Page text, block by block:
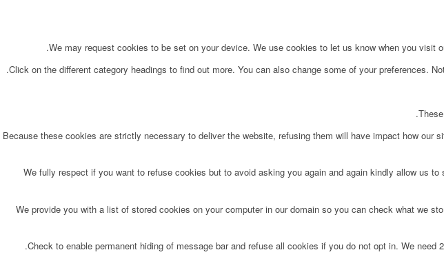
We may request cookies to be set on your device. We use cookies to let us know when you
Click on the different category headings to find out more. You can also change some of your preferences.
Because these cookies are strictly necessary to deliver the website, refusing them will have impact how
We fully respect if you want to refuse cookies but to avoid asking you again and again kindly allow us
We provide you with a list of stored cookies on your computer in our domain so you can check what we
Check to enable permanent hiding of message bar and refuse all cookies if you do not opt in. We